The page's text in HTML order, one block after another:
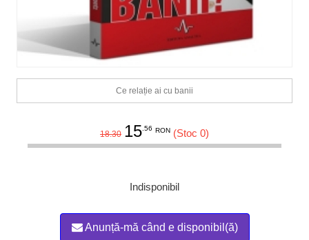
Ce relație ai cu banii
18.30 15.56 RON (Stoc 0)
Indisponibil
Anunță-mă când e disponibil(ă)